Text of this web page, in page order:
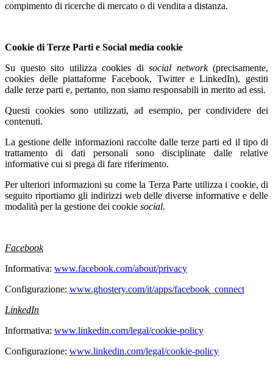
compimento di ricerche di mercato o di vendita a distanza.
Cookie di Terze Parti e Social media cookie
Su questo sito utilizza cookies di social network(precisamente,
cookies delle piattaforme Facebook, Twitter e LinkedIn), gestiti
dalle terze parti e, pertanto, non siamo responsabili in merito ad essi.
Questi cookies sono utilizzati, ad esempio, per condividere dei
contenuti.
La gestione delle informazioni raccolte dalle terze parti ed il tipo di
trattamento di dati personali sono disciplinate dalle relative
informative cui si prega di fare riferimento.
Per ulteriori informazioni su come la Terza Parte utilizza i cookie, di
seguito riportiamo gli indirizzi web delle diverse informative e delle
modalità per la gestione dei cookie social.
Facebook
Informativa: www.facebook.com/about/privacy
Configurazione: www.ghostery.com/it/apps/facebook_connect
LinkedIn
Informativa: www.linkedin.com/legal/cookie-policy
Configurazione: www.linkedin.com/legal/cookie-policy